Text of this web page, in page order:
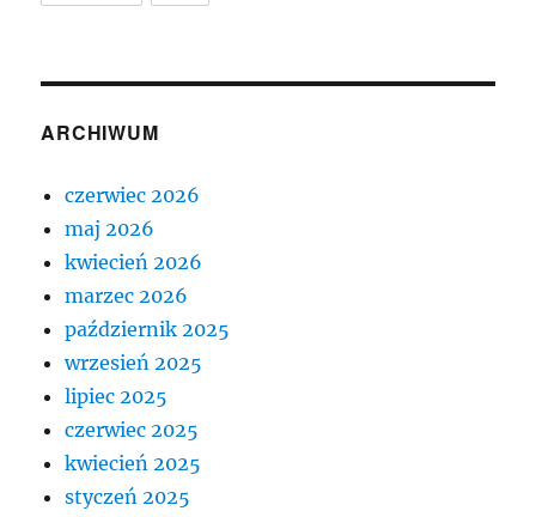
ARCHIWUM
czerwiec 2026
maj 2026
kwiecień 2026
marzec 2026
październik 2025
wrzesień 2025
lipiec 2025
czerwiec 2025
kwiecień 2025
styczeń 2025